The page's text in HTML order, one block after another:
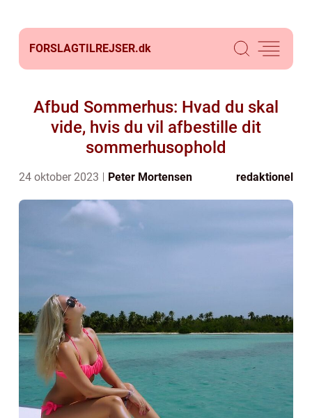
FORSLAGTILREJSER.dk
Afbud Sommerhus: Hvad du skal
vide, hvis du vil afbestille dit
sommerhusophold
24 oktober 2023 Peter Mortensen redaktionel